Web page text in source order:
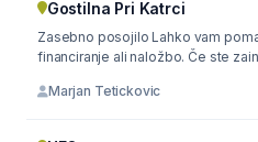
Gostilna Pri Katrci
Zasebno posojilo Lahko vam
financiranje ali naložbo. Če ste
Marjan Tetickovic